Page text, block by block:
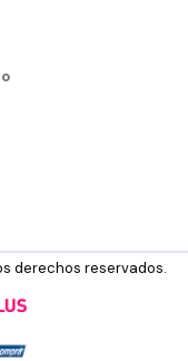
derechos reservados.